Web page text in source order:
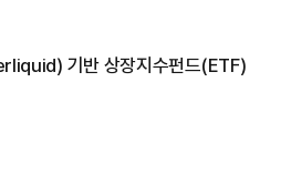
기반 상장지수펀드(ETF)